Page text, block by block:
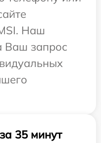
Наш
Ваш запрос
35 минут